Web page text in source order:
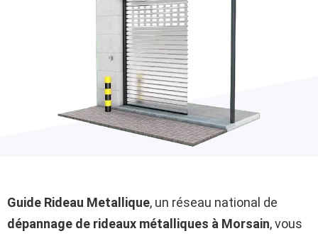
Guide Rideau Metallique, un réseau national de
dépannage de rideaux métalliques à Morsain, vous